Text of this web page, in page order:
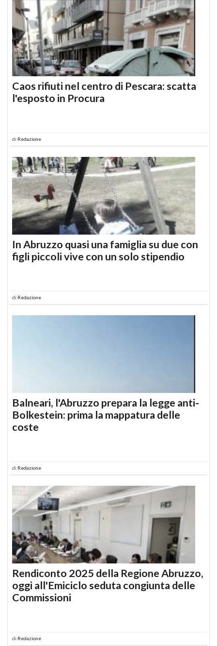
Caos rifiuti nel centro di Pescara: scatta
l'esposto in Procura
di Redazione
In Abruzzo quasi una famiglia su due con
figli piccoli vive con un solo stipendio
di Redazione
Balneari, l'Abruzzo prepara la legge anti-
Bolkestein: prima la mappatura delle
coste
di Redazione
Rendiconto 2025 della Regione Abruzzo,
oggi all'Emiciclo seduta congiunta delle
Commissioni
di Redazione